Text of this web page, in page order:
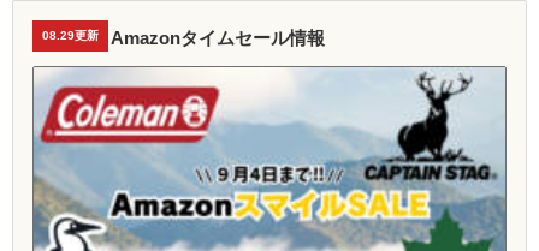
08.29更新 Amazonタイムセール情報